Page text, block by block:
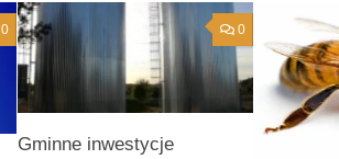
0 0
Gminne inwestycje